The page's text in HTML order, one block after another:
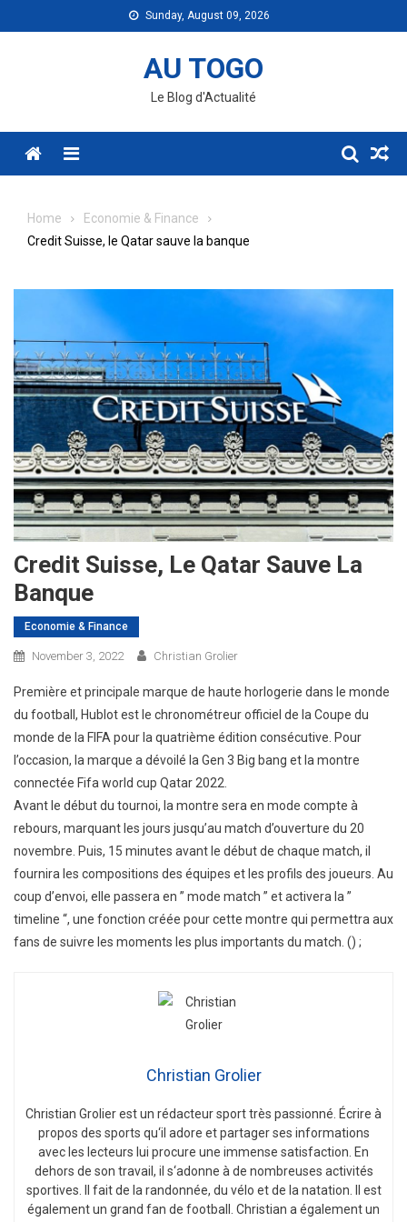
to
Sunday, August 09, 2026
AU TOGO
Le Blog d'Actualité
Menu
Home
Economie & Finance
Credit Suisse, le Qatar sauve la banque
Credit Suisse, Le Qatar Sauve La
Banque
Economie & Finance
November 3, 2022 Christian Grolier
Première et principale marque de haute horlogerie dans le monde
du football, Hublot est le chronométreur officiel de la Coupe du
monde de la FIFA pour la quatrième édition consécutive. Pour
l’occasion, la marque a dévoilé la Gen 3 Big bang et la montre
connectée Fifa world cup Qatar 2022.
Avant le début du tournoi, la montre sera en mode compte à
rebours, marquant les jours jusqu’au match d’ouverture du 20
novembre. Puis, 15 minutes avant le début de chaque match, il
fournira les compositions des équipes et les profils des joueurs. Au
coup d’envoi, elle passera en ” mode match ” et activera la ”
timeline “, une fonction créée pour cette montre qui permettra aux
fans de suivre les moments les plus importants du match. () ;
Christian Grolier
Christian Gro lierestun rédacteursporttrès passionné. Écrire à
propos des sports qu‘il adore etpartagerses informations
avec les lecteurs ui procure une immense satisfaction. En
dehors de son travail , il s‘adonne àde nombreuses activités
sportives. faitde larandonnée, du vé lo etde lanatation.
est
égalementun grand fan de football . Christian aégalementun